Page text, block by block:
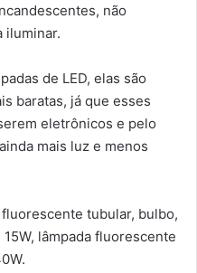
não
iluminar.
de LED, elas são
baratas, já que esses
eletrônicos e pelo
mais luz e menos
tubular, bulbo,
lâmpada fluorescente